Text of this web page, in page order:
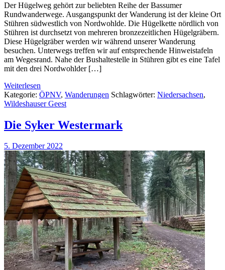
Der Hügelweg gehört zur beliebten Reihe der Bassumer
Rundwanderwege. Ausgangspunkt der Wanderung ist der kleine Ort
Stühren südwestlich von Nordwohlde. Die Hügelkette nördlich von
Stühren ist durchsetzt von mehreren bronzezeitlichen Hügelgräbern.
Diese Hügelgräber werden wir während unserer Wanderung
besuchen. Unterwegs treffen wir auf entsprechende Hinweistafeln
am Wegesrand. Nahe der Bushaltestelle in Stühren gibt es eine Tafel
mit den drei Nordwohlder […]
Weiterlesen
Kategorie: ÖPNV, Wanderungen Schlagwörter: Niedersachsen,
Wildeshauser Geest
Die Syker Westermark
5. Dezember 2022